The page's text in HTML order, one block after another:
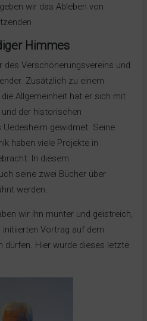
wir das Ableben von
Himmes
des Verschönerungsvereins und
Zusätzlich zu einem
Allgemeinheit hat er sich mit
der historischen
gewidmet. Seine
haben viele Projekte in
In diesem
seine zwei Bücher über
werden.
wir ihn munter und geistreich,
Vortrag auf dem
dürfen. Hier wurde dieses letzte